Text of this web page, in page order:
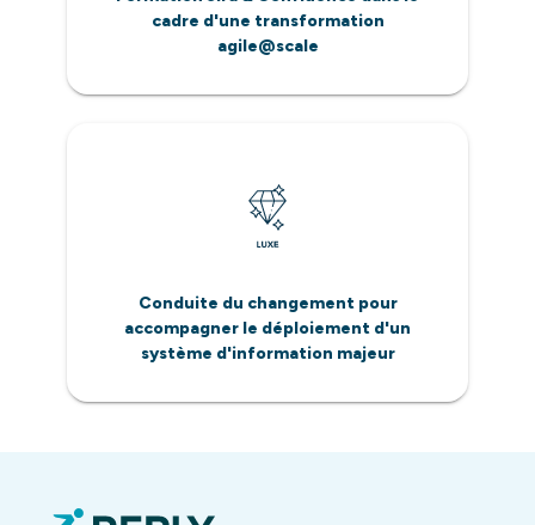
cadre d'une transformation
agile@scale
Conduite du changement pour
accompagner le déploiement d'un
système d'information majeur